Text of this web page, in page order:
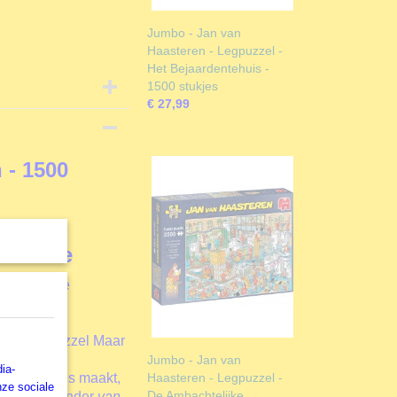
1500
goede
van
deze puzzel Maar
Alle
puzzels maakt,
Jumbo - Jan van
Haasteren - Legpuzzel -
Het Bejaardentehuis -
1500 stukjes
€ 27,99
Jumbo - Jan van
Haasteren - Legpuzzel -
sociale